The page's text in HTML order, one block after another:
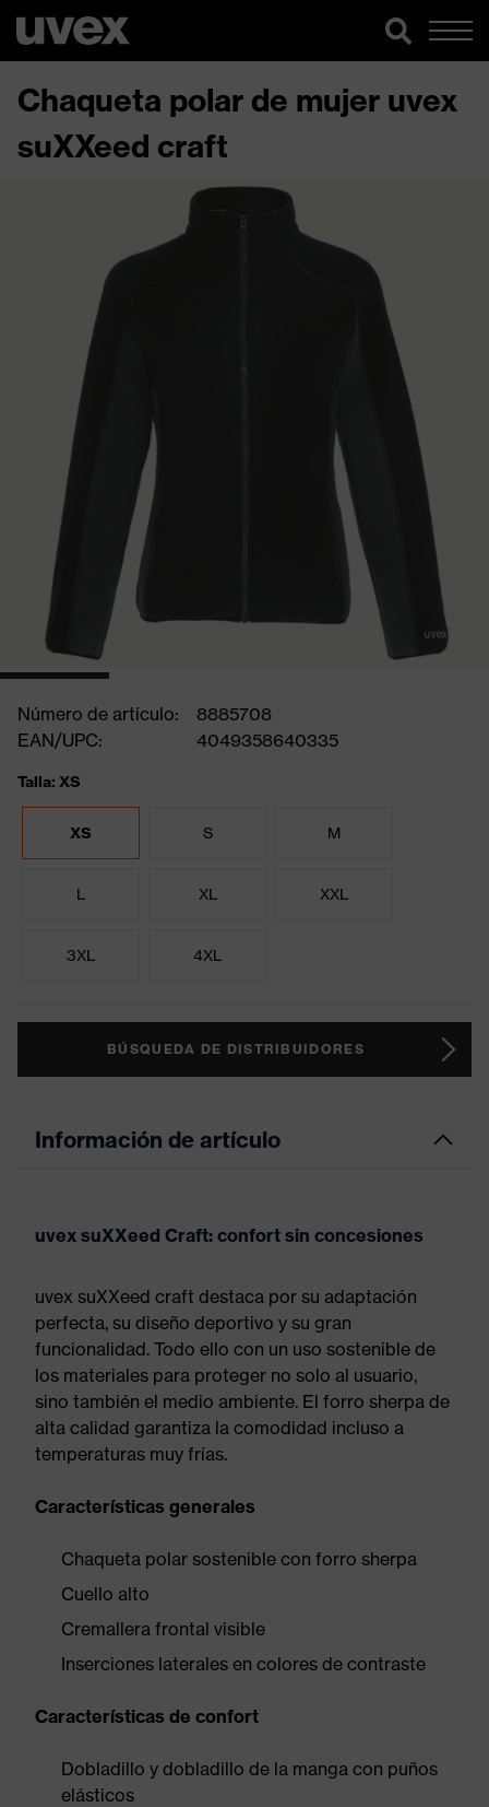
Chaqueta polar de mujer uvex
suXXeed craft
Número de artículo:
8885708
EAN/UPC:
4049358640335
Talla: XS
XS S M
L XL XXL
3XL 4XL
BÚSQUEDA DE DISTRIBUIDORES
Información de artículo
uvex suXXeed Craft: confort sin concesiones
uvex suXXeed craft destaca por su adaptación
perfecta, su diseño deportivo y su gran
funcionalidad. Todo ello con un uso sostenible de
los materiales para proteger no solo al usuario,
sino también el medio ambiente. El forro sherpa de
alta calidad garantiza la comodidad incluso a
temperaturas muy frías.
Características generales
Chaqueta polar sostenible con forro sherpa
Cuello alto
Cremallera frontal visible
Inserciones laterales en colores de contraste
Características de confort
Dobladillo y dobladillo de la manga con puños
elásticos